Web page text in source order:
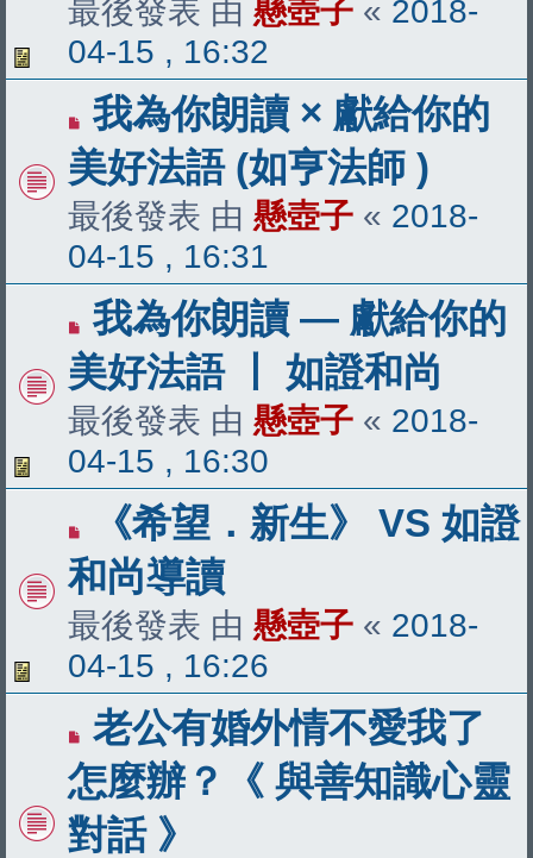
最後發表 由 懸壺子 « 2018-
04-15 , 16:32
我為你朗讀 × 獻給你的
美好法語 (如亨法師 )
最後發表 由 懸壺子 « 2018-
04-15 , 16:31
我為你朗讀 — 獻給你的
美好法語 〡 如證和尚
最後發表 由 懸壺子 « 2018-
04-15 , 16:30
《希望．新生》 VS 如證
和尚導讀
最後發表 由 懸壺子 « 2018-
04-15 , 16:26
老公有婚外情不愛我了
怎麼辦？《 與善知識心靈
對話 》